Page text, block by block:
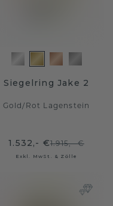
Siegelring Jake 2
Gold/ Rot Lagenstein
1.532,- €1.915,- €
Exkl. MwSt. & Zölle